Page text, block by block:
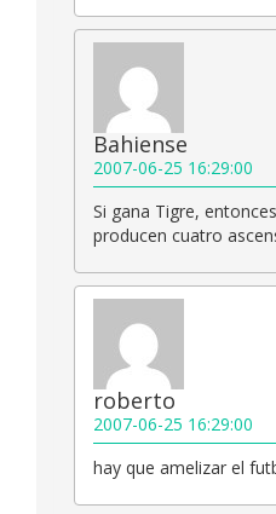
Bahiense
2007-06-25 16:29:00
Si gana Tigre,
producen cuatro
roberto
2007-06-25 16:29:00
hay que amelizar el